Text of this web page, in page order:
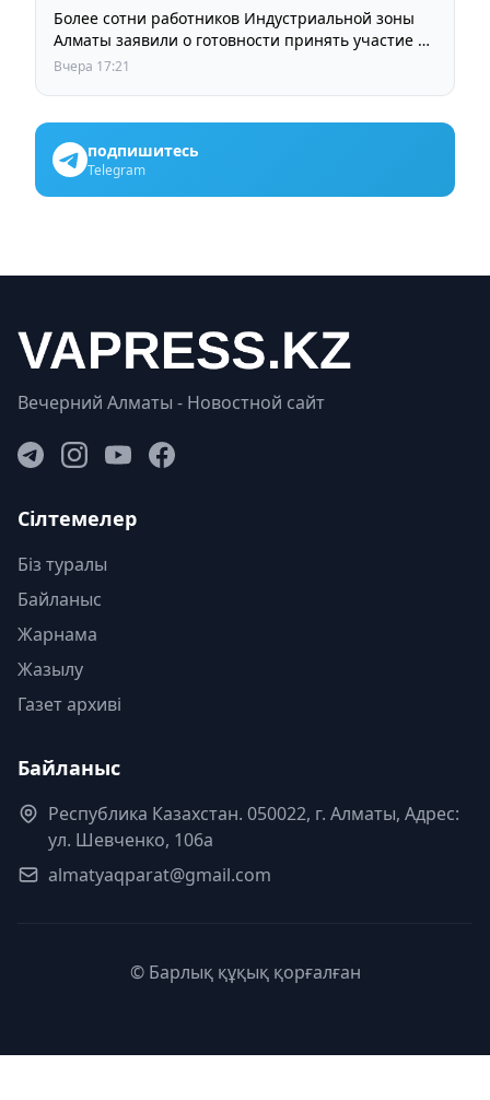
Более сотни работников Индустриальной зоны
Алматы заявили о готовности принять участие в
выборах членов Курылтая
Вчера 17:21
подпишитесь
Telegram
Вечерний Алматы - Новостной сайт
Сілтемелер
Біз туралы
Байланыс
Жарнама
Жазылу
Газет архиві
Байланыс
Республика Казахстан. 050022, г. Алматы, Адрес:
ул. Шевченко, 106а
almatyaqparat@gmail.com
© Барлық құқық қорғалған